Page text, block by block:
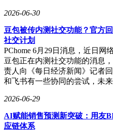
2026-06-30
豆包被传内测社交功能？官方
社交计划
PChome 6月29日消息，近日网
豆包正在内测社交功能的消息
责人向《每日经济新闻》记者
和飞书有一些协同的尝试，未
2026-06-29
AI赋能销售预测新突破：用友
应链体系